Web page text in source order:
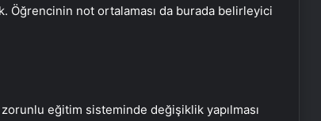
Öğrencinin not ortalaması da burada belirleyici
eğitim sisteminde değişiklik yapılması